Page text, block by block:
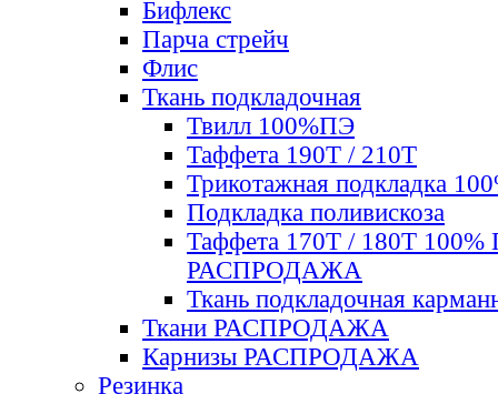
Бифлекс
Парча стрейч
Флис
Ткань подкладочная
Твилл 100%ПЭ
Таффета 190Т / 210Т
Трикотажная подкладка
Подкладка поливискоза
Таффета 170Т / 180Т 100%
РАСПРОДАЖА
Ткань подкладочная
Ткани РАСПРОДАЖА
Карнизы РАСПРОДАЖА
Резинка